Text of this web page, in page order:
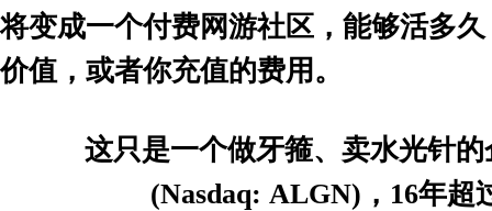
将变成一个付费网游社区，能够活多
价值，或者你充值的费用。
这只是一个做牙箍、卖水光针
(Nasdaq: ALGN) ， 16年超